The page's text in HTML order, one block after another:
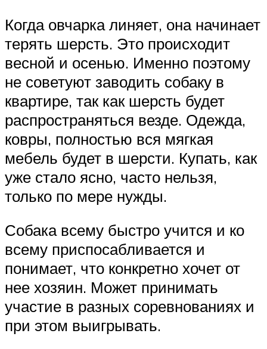
Когда овчарка линяет, она начинает
терять шерсть. Это происходит
весной и осенью. Именно поэтому
не советуют заводить собаку в
квартире, так как шерсть будет
распространяться везде. Одежда,
ковры, полностью вся мягкая
мебель будет в шерсти. Купать, как
уже стало ясно, часто нельзя,
только по мере нужды.
Собака всему быстро учится и ко
всему приспосабливается и
понимает, что конкретно хочет от
нее хозяин. Может принимать
участие в разных соревнованиях и
при этом выигрывать.